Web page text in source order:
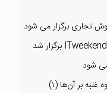
تجاری برگزار می شود
شود